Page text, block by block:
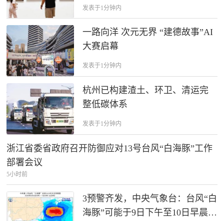
发表于1分钟内
一路向洋 次元无界 “建德故事”AI
大赛启幕
发表于1分钟内
杭州已构建渣土、环卫、清运完
整低碳体系
发表于1分钟内
浙江省委省政府召开防御应对13号台风“白海豚”工作
部署会议
5小时前
3预警齐发，中央气象台：台风“白
海豚”可能于9日下午至10日早晨在